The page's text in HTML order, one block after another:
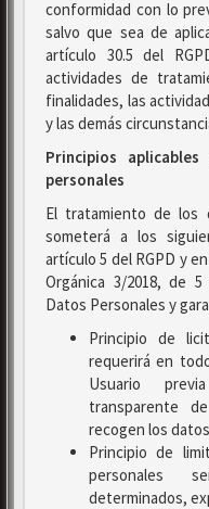
conformidad con lo
salvo que sea de
artículo 30.5 del
actividades de
finalidades, las
y las demás
Principios
personales
El tratamiento de los
someterá a los
artículo 5 del RGPD y
Orgánica 3/2018, de
Datos Personales y
Principio de
requerirá en
Usuario
transparente
recogen los
Principio de
personales
determinados,